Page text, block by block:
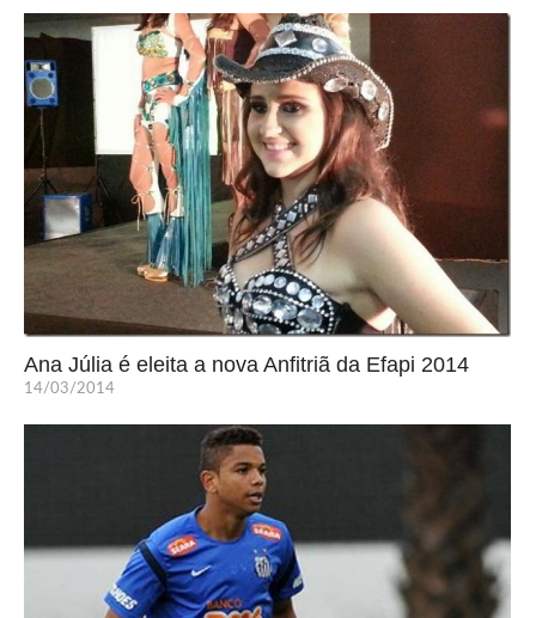
Ana Júlia é eleita a nova Anfitriã da Efapi 2014
14/03/2014